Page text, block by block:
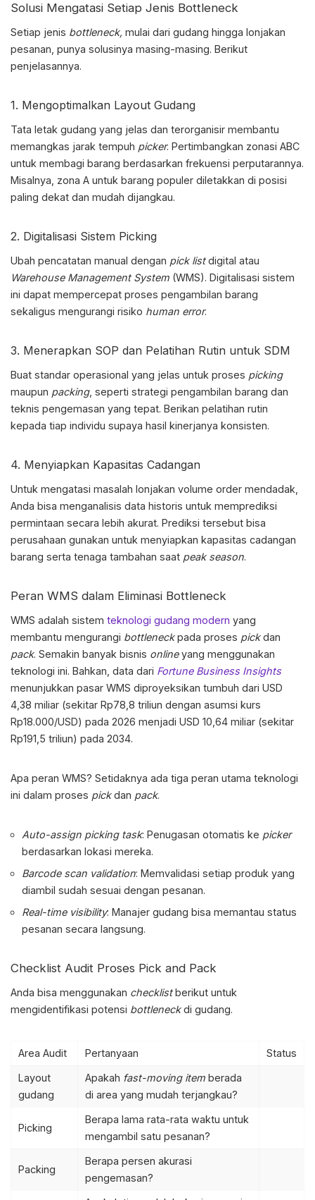
Solusi Mengatasi Setiap Jenis Bottleneck
Setiap jenis bottleneck, mulai dari gudang hingga lonjakan
pesanan, punya solusinya masing-masing. Berikut
penjelasannya.
1. Mengoptimalkan Layout Gudang
Tata letak gudang yang jelas dan terorganisir membantu
memangkas jarak tempuh picker. Pertimbangkan zonasi ABC
untuk membagi barang berdasarkan frekuensi perputarannya.
Misalnya, zona A untuk barang populer diletakkan di posisi
paling dekat dan mudah dijangkau.
2. Digitalisasi Sistem Picking
Ubah pencatatan manual dengan pick listdigital atau
Warehouse Management System (WMS). Digitalisasi sistem
ini dapat mempercepat proses pengambilan barang
sekaligus mengurangi risiko human error.
3. Menerapkan SOP dan Pelatihan Rutin untuk SDM
Buat standar operasional yang jelas untuk proses picking
maupun packing, seperti strategi pengambilan barang dan
teknis pengemasan yang tepat. Berikan pelatihan rutin
kepada tiap individu supaya hasil kinerjanya konsisten.
4. Menyiapkan Kapasitas Cadangan
Untuk mengatasi masalah lonjakan volume order mendadak,
Anda bisa menganalisis data historis untuk memprediksi
permintaan secara lebih akurat. Prediksi tersebut bisa
perusahaan gunakan untuk menyiapkan kapasitas cadangan
barang serta tenaga tambahan saat peak season.
Peran WMS dalam Eliminasi Bottleneck
WMS adalah sistem teknologi gudang modern yang
membantu mengurangi bottleneckpada proses pickdan
pack. Semakin banyak bisnis onlineyang menggunakan
teknologi ini. Bahkan, data dari Fortune Business Insights
menunjukkan pasar WMS diproyeksikan tumbuh dari USD
4,38 miliar (sekitar Rp78,8 triliun dengan asumsi kurs
Rp18.000/USD) pada 2026 menjadi USD 10,64 miliar (sekitar
Rp191,5 triliun) pada 2034.
Apa peran WMS? Setidaknya ada tiga peran utama teknologi
ini dalam proses pickdan pack.
Auto-assign picking task: Penugasan otomatis ke picker
berdasarkan lokasi mereka.
Barcode scan validation: Memvalidasi setiap produk yang
diambil sudah sesuai dengan pesanan.
Real-time visibility: Manajer gudang bisa memantau status
pesanan secara langsung.
Checklist Audit Proses Pick and Pack
Anda bisa menggunakan checklistberikut untuk
mengidentifikasi potensi bottleneckdi gudang.
Area Audit Pertanyaan Status
Layout
gudang
Apakah fast-moving item berada
di area yang mudah terjangkau?
Picking
Berapa lama rata-rata waktu untuk
mengambil satu pesanan?
Packing
Berapa persen akurasi
pengemasan?